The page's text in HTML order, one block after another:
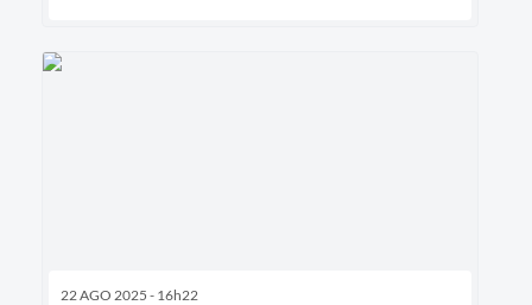
22 AGO 2025 - 16h22